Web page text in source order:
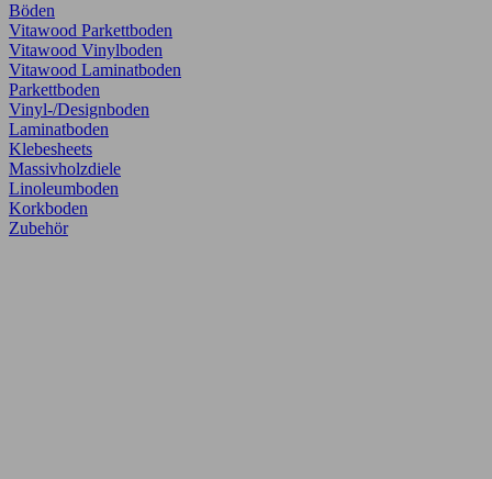
Böden
Vitawood Parkettboden
Vitawood Vinylboden
Vitawood Laminatboden
Parkettboden
Vinyl-/Designboden
Laminatboden
Klebesheets
Massivholzdiele
Linoleumboden
Korkboden
Zubehör